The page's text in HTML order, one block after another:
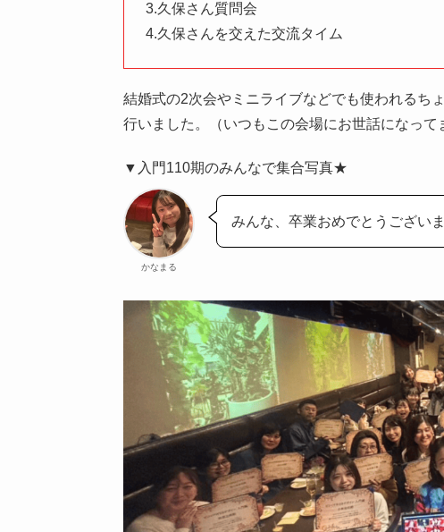
3.久保さん質問会
4.久保さんを交えた交流タイム
結婚式の2次会やミニライブなどでも使われるち
行いました。（いつもこの会場にお世話になって
▼入門110期のみんなで集合写真★
かなまる
みんな、卒業おめでとうござい